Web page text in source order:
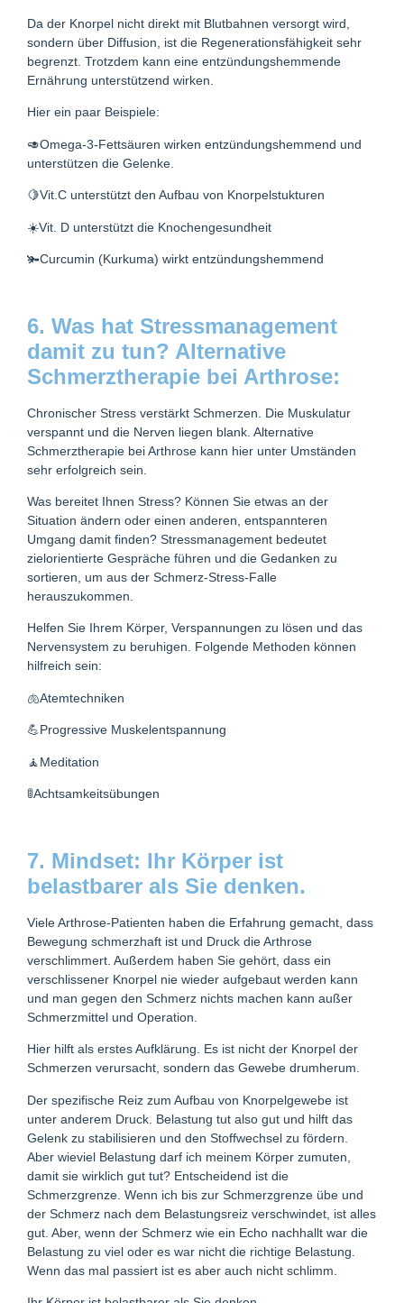
Da der Knorpel nicht direkt mit Blutbahnen versorgt wird,
sondern über Diffusion, ist die Regenerationsfähigkeit sehr
begrenzt. Trotzdem kann eine entzündungshemmende
Ernährung unterstützend wirken.
Hier ein paar Beispiele:
🥑Omega-3-Fettsäuren wirken entzündungshemmend und
unterstützen die Gelenke.
🍋Vit.C unterstützt den Aufbau von Knorpelstukturen
☀️Vit. D unterstützt die Knochengesundheit
🫚Curcumin (Kurkuma) wirkt entzündungshemmend
6. Was hat Stressmanagement
damit zu tun? Alternative
Schmerztherapie bei Arthrose:
Chronischer Stress verstärkt Schmerzen. Die Muskulatur
verspannt und die Nerven liegen blank. Alternative
Schmerztherapie bei Arthrose kann hier unter Umständen
sehr erfolgreich sein.
Was bereitet Ihnen Stress? Können Sie etwas an der
Situation ändern oder einen anderen, entspannteren
Umgang damit finden? Stressmanagement bedeutet
zielorientierte Gespräche führen und die Gedanken zu
sortieren, um aus der Schmerz-Stress-Falle
herauszukommen.
Helfen Sie Ihrem Körper, Verspannungen zu lösen und das
Nervensystem zu beruhigen. Folgende Methoden können
hilfreich sein:
🫁Atemtechniken
💪Progressive Muskelentspannung
🧘Meditation
🚦Achtsamkeitsübungen
7. Mindset: Ihr Körper ist
belastbarer als Sie denken.
Viele Arthrose-Patienten haben die Erfahrung gemacht, dass
Bewegung schmerzhaft ist und Druck die Arthrose
verschlimmert. Außerdem haben Sie gehört, dass ein
verschlissener Knorpel nie wieder aufgebaut werden kann
und man gegen den Schmerz nichts machen kann außer
Schmerzmittel und Operation.
Hier hilft als erstes Aufklärung. Es ist nicht der Knorpel der
Schmerzen verursacht, sondern das Gewebe drumherum.
Der spezifische Reiz zum Aufbau von Knorpelgewebe ist
unter anderem Druck. Belastung tut also gut und hilft das
Gelenk zu stabilisieren und den Stoffwechsel zu fördern.
Aber wieviel Belastung darf ich meinem Körper zumuten,
damit sie wirklich gut tut? Entscheidend ist die
Schmerzgrenze. Wenn ich bis zur Schmerzgrenze übe und
der Schmerz nach dem Belastungsreiz verschwindet, ist alles
gut. Aber, wenn der Schmerz wie ein Echo nachhallt war die
Belastung zu viel oder es war nicht die richtige Belastung.
Wenn das mal passiert ist es aber auch nicht schlimm.